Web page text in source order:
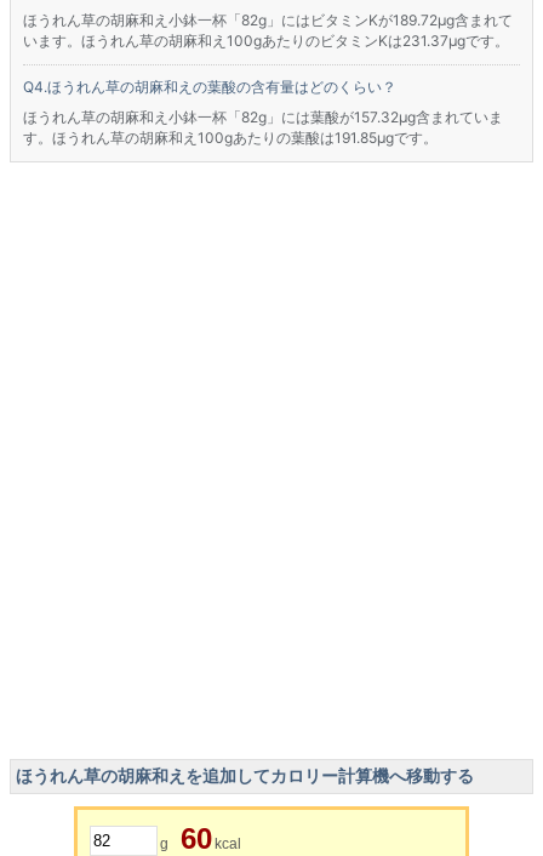
ほうれん草の胡麻和え小鉢一杯「82g」にはビタミンKが189.72μg含まれて
います。ほうれん草の胡麻和え100gあたりのビタミンKは231.37μgです。
ほうれん草の胡麻和えの葉酸の含有量はどのくらい？
ほうれん草の胡麻和え小鉢一杯「82g」には葉酸が157.32μg含まれていま
す。ほうれん草の胡麻和え100gあたりの葉酸は191.85μgです。
ほうれん草の胡麻和えを追加してカロリー計算機へ移動する
g 60 kcal